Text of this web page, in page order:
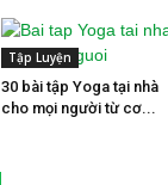
Tập Luyện
30 bài tập Yoga tại nhà
cho mọi người từ cơ...